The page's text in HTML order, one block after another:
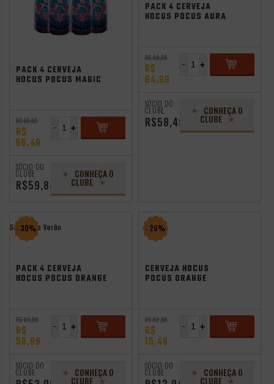
PACK 4 CERVEJA
HOCUS POCUS MAGIC
R$ 99,99
R$
66,49
+
-
SÓCIO DO
CLUBE
R$59,84
CONHEÇA O
CLUBE
PACK 4 CERVEJA
HOCUS POCUS AURA
R$ 89,99
R$
64,99
+
-
SÓCIO DO
CLUBE
R$58,49
CONHEÇA O
CLUBE
Saldão de Verão
- 30%
PACK 4 CERVEJA
HOCUS POCUS ORANGE
R$ 83,99
R$
58,99
+
-
SÓCIO DO
CLUBE CONHEÇA O
CLUBE
- 26%
CERVEJA HOCUS
POCUS ORANGE
R$ 20,99
R$
15,49
+
-
SÓCIO DO
CLUBE CONHEÇA O
CLUBE